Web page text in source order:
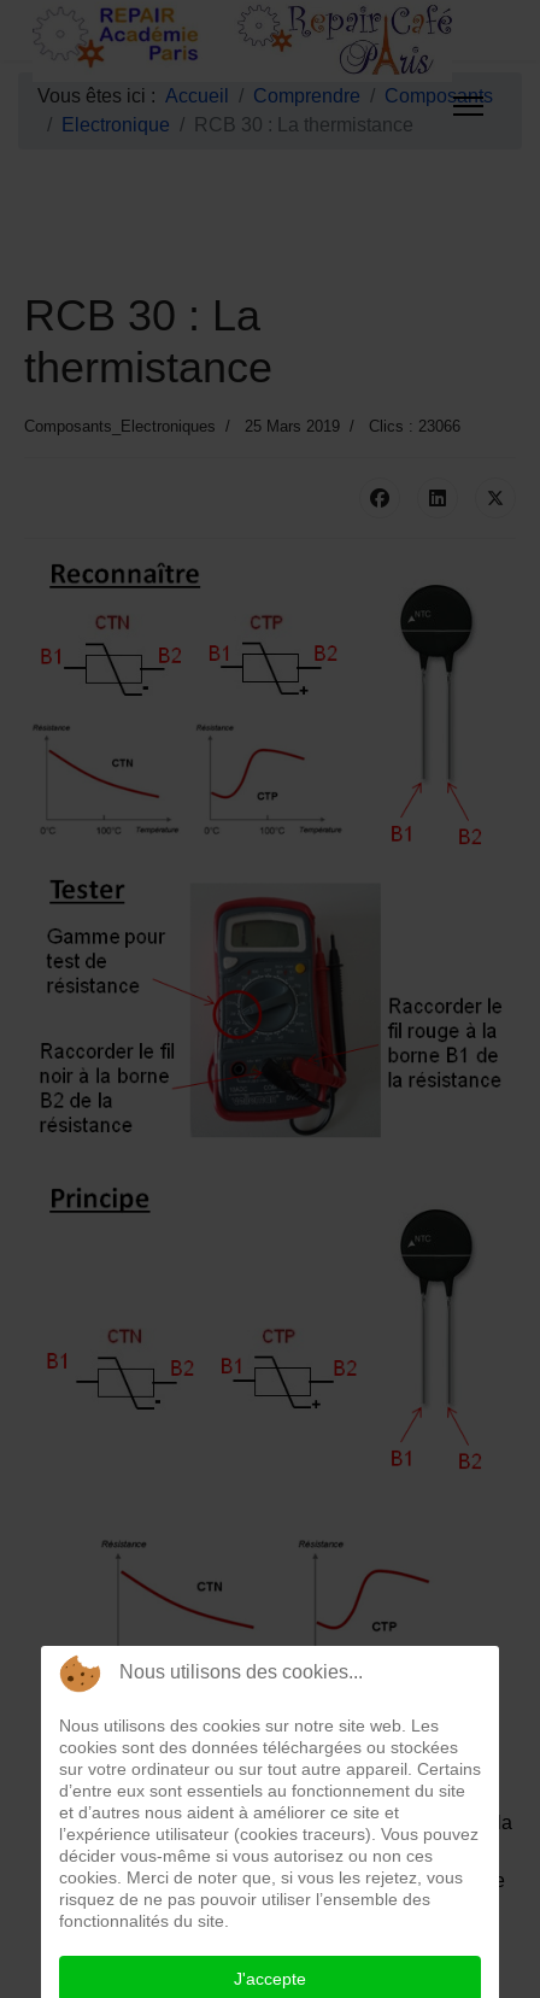
Vous êtes ici : Accueil Comprendre
Composants
Electronique
RCB 30 : La thermistance
RCB 30 : La
thermistance
Composants_Electroniques 25 Mars 2019 Clics : 23066
La thermistance est une résistance électrique dont la
valeur varie en fonction de la température (CTN
Coefficient en Température Négatif, la valeur baisse
avec la t° - CTP Coefficient en Température Positif,
Nous utilisons des cookies...
Nous utilisons des cookies sur notre site web. Les
cookies sont des données téléchargées ou stockées
sur votre ordinateur ou sur tout autre appareil. Certains
d’entre eux sont essentiels au fonctionnement du site
et d’autres nous aident à améliorer ce site et
l’expérience utilisateur (cookies traceurs). Vous pouvez
décider vous-même si vous autorisez ou non ces
cookies. Merci de noter que, si vous les rejetez, vous
risquez de ne pas pouvoir utiliser l’ensemble des
fonctionnalités du site.
J'accepte